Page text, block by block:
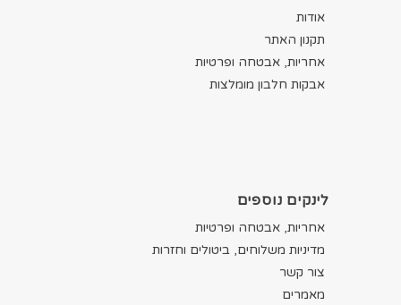
אודות
תקנון האתר
אחריות, אבטחה ופרטיות
אבקות חלבון מומלצות
לינקים נוספים
אחריות, אבטחה ופרטיות
מדיניות משלוחים, ביטולים וחזרות
צור קשר
מאמרים